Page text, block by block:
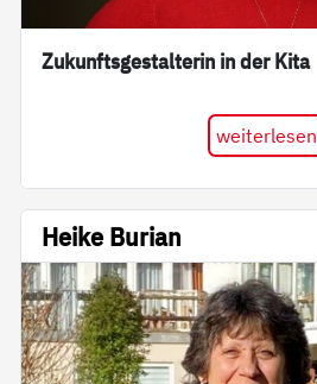
Zukunftsgestalterin in der Kita
weiterlesen
Heike Burian